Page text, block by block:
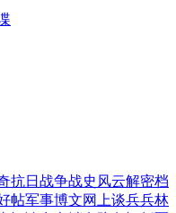
抗日战争战史风云解密档
帖军事博文网上谈兵兵林